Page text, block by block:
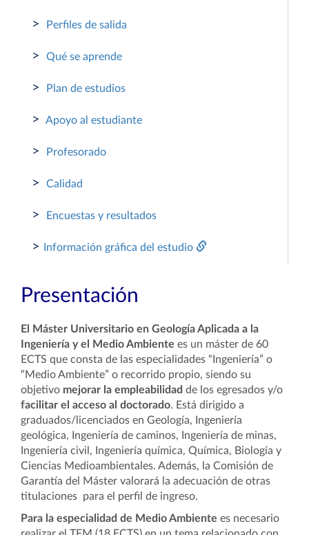
> Perfiles de salida
> Qué se aprende
> Plan de estudios
> Apoyo al estudiante
> Profesorado
> Calidad
> Encuestas y resultados
> Información gráfica del estudio
Presentación
El
Máster Universitario en Geología Aplicada a la
Ingeniería y el Medio Ambiente es un máster de 60
ECTS que consta de las especialidades “Ingeniería” o
“Medio Ambiente” o recorrido propio, siendo su
objetivo mejorar la empleabilidad de los egresados y/o
facilitar el acceso al doctorado. Está dirigido a
graduados/licenciados en Geología, Ingeniería
geológica, Ingeniería de caminos, Ingeniería de minas,
Ingeniería civil, Ingeniería química, Química, Biología y
Ciencias Medioambientales. Además, la Comisión de
Garantía del Máster valorará la adecuación de otras
titulaciones para el perfil de ingreso.
Para la especialidad de Medio Ambiente es necesario